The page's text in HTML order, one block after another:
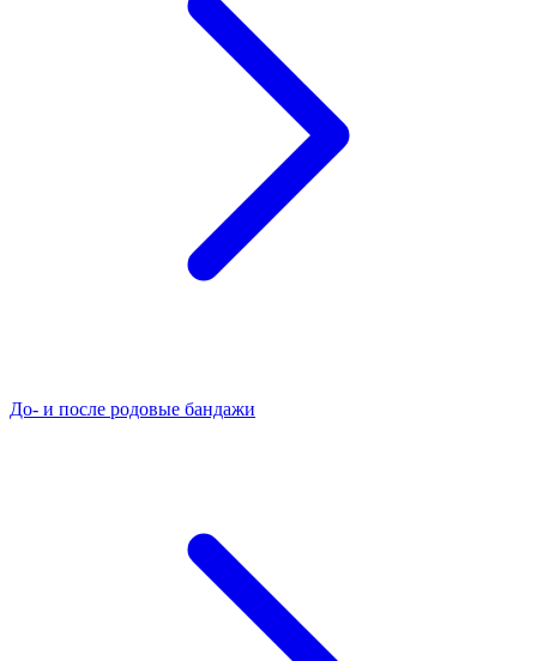
До- и после родовые бандажи